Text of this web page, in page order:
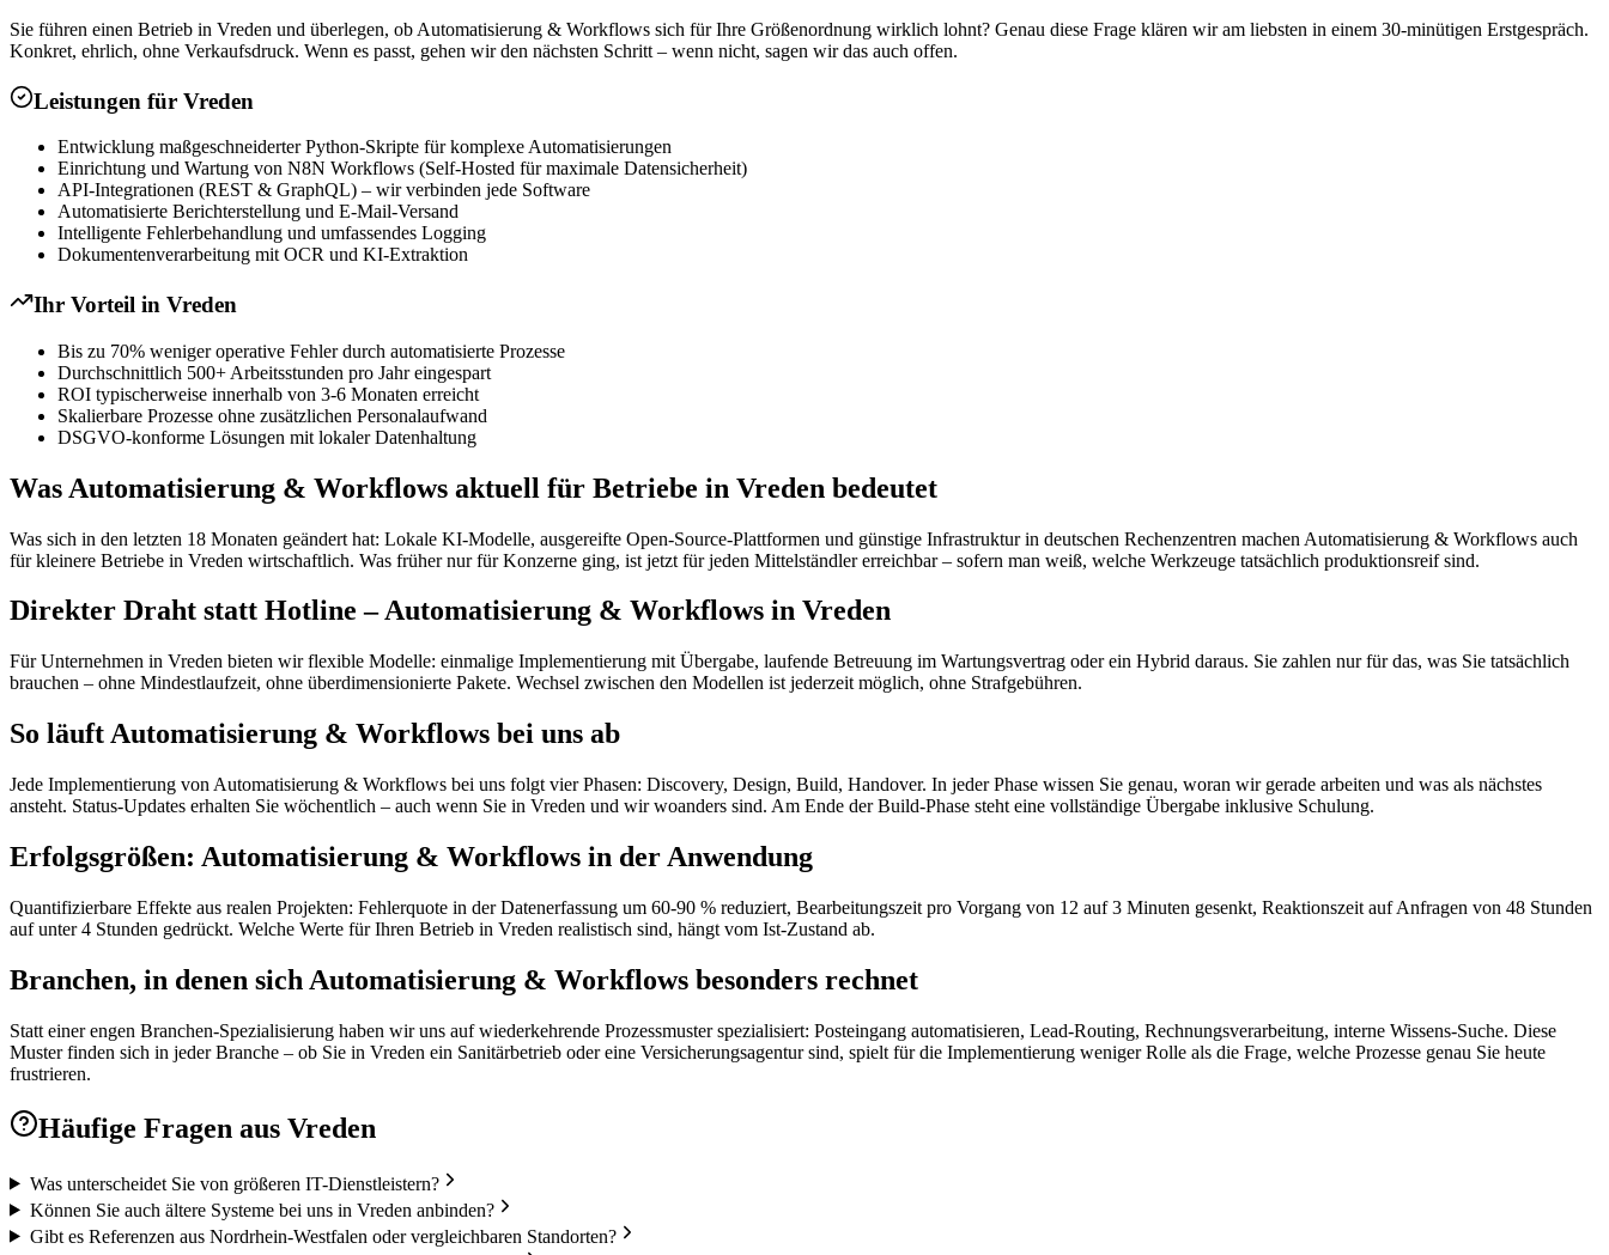
Sie führen einen Betrieb in Vreden und überlegen, ob Automatisierung & Workflows sich für Ihre Größenordnung wirklich lohnt? Genau diese Frage klären wir am liebsten in einem 30-minütigen Erstgespräch.
Konkret, ehrlich, ohne Verkaufsdruck. Wenn es passt, gehen wir den nächsten Schritt – wenn nicht, sagen wir das auch offen.
Leistungen für Vreden
Entwicklung maßgeschneiderter Python-Skripte für komplexe Automatisierungen
Einrichtung und Wartung von N8N Workflows (Self-Hosted für maximale Datensicherheit)
API-Integrationen (REST & GraphQL) – wir verbinden jede Software
Automatisierte Berichterstellung und E-Mail-Versand
Intelligente Fehlerbehandlung und umfassendes Logging
Dokumentenverarbeitung mit OCR und KI-Extraktion
Ihr Vorteil in Vreden
Bis zu 70% weniger operative Fehler durch automatisierte Prozesse
Durchschnittlich 500+ Arbeitsstunden pro Jahr eingespart
ROI typischerweise innerhalb von 3-6 Monaten erreicht
Skalierbare Prozesse ohne zusätzlichen Personalaufwand
DSGVO-konforme Lösungen mit lokaler Datenhaltung
Was Automatisierung & Workflows aktuell für Betriebe in Vreden bedeutet
Was sich in den letzten 18 Monaten geändert hat: Lokale KI-Modelle, ausgereifte Open-Source-Plattformen und günstige Infrastruktur in deutschen Rechenzentren machen Automatisierung & Workflows auch
für kleinere Betriebe in Vreden wirtschaftlich. Was früher nur für Konzerne ging, ist jetzt für jeden Mittelständler erreichbar – sofern man weiß, welche Werkzeuge tatsächlich produktionsreif sind.
Direkter Draht statt Hotline – Automatisierung & Workflows in Vreden
Für Unternehmen in Vreden bieten wir flexible Modelle: einmalige Implementierung mit Übergabe, laufende Betreuung im Wartungsvertrag oder ein Hybrid daraus. Sie zahlen nur für das, was Sie tatsächlich
brauchen – ohne Mindestlaufzeit, ohne überdimensionierte Pakete. Wechsel zwischen den Modellen ist jederzeit möglich, ohne Strafgebühren.
So läuft Automatisierung & Workflows bei uns ab
Jede Implementierung von Automatisierung & Workflows bei uns folgt vier Phasen: Discovery, Design, Build, Handover. In jeder Phase wissen Sie genau, woran wir gerade arbeiten und was als nächstes
ansteht. Status-Updates erhalten Sie wöchentlich – auch wenn Sie in Vreden und wir woanders sind. Am Ende der Build-Phase steht eine vollständige Übergabe inklusive Schulung.
Erfolgsgrößen: Automatisierung & Workflows in der Anwendung
Quantifizierbare Effekte aus realen Projekten: Fehlerquote in der Datenerfassung um 60-90 % reduziert, Bearbeitungszeit pro Vorgang von 12 auf 3 Minuten gesenkt, Reaktionszeit auf Anfragen von 48 Stunden
auf unter 4 Stunden gedrückt. Welche Werte für Ihren Betrieb in Vreden realistisch sind, hängt vom Ist-Zustand ab.
Branchen, in denen sich Automatisierung & Workflows besonders rechnet
Statt einer engen Branchen-Spezialisierung haben wir uns auf wiederkehrende Prozessmuster spezialisiert: Posteingang automatisieren, Lead-Routing, Rechnungsverarbeitung, interne Wissens-Suche. Diese
Muster finden sich in jeder Branche – ob Sie in Vreden ein Sanitärbetrieb oder eine Versicherungsagentur sind, spielt für die Implementierung weniger Rolle als die Frage, welche Prozesse genau Sie heute
frustrieren.
Häufige Fragen aus Vreden
Was unterscheidet Sie von größeren IT-Dienstleistern?
Können Sie auch ältere Systeme bei uns in Vreden anbinden?
Gibt es Referenzen aus Nordrhein-Westfalen oder vergleichbaren Standorten?